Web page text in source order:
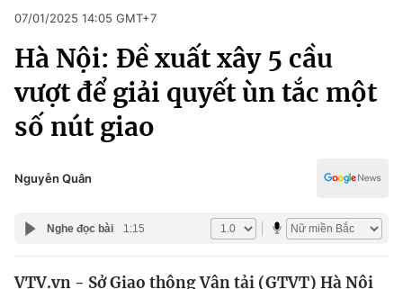
Chuyên mục
Chính trị
Xã hội
Pháp luật
Kinh tế
Thể thao
Truyền hình
Văn hóa - Giải trí
Giáo dục
07/01/2025 14:05 GMT+7
Hà Nội: Đề xuất xây 5 cầu
vượt để giải quyết ùn tắc một
số nút giao
Nguyễn Quân
Nghe đọc bài 1:15
VTV.vn - Sở Giao thông Vận tải (GTVT) Hà Nội